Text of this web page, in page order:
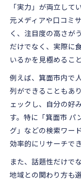
パン屋の
名物パンを通
箕面市パ
パン屋
地元で人
箕面市のパン
箕面市パ
パン屋の
話題性と
パン屋が
「実力」が両立して
元メディアや口コミ
く、注目度の高さが
だけでなく、実際に
いるかを見極めるこ
例えば、箕面市内で
列ができることもあ
ェックし、自分の好
す。特に「箕面市 パ
グ」などの検索ワー
効率的にリサーチでき
また、話題性だけで
地域との関わり方も